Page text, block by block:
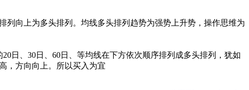
上为多头排列。均线多头排列趋势为强势上升势，操作思维为
、30日、60日、等均线在下方依次顺序排列成多头排列，犹如
，方向向上。所以买入为宜